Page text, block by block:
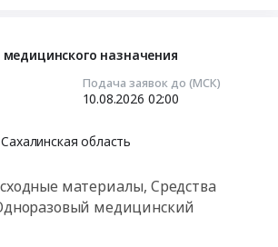
назначения
Подача заявок до (МСК)
10.08.2026 02:00
Сахалинская область
материалы, Средства
медицинский